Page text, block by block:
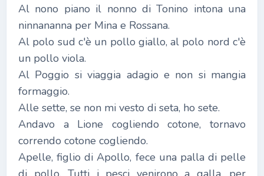
Al nono piano il nonno di Tonino intona una
ninnananna per Mina e Rossana.
Al polo sud c'è un pollo giallo, al polo nord c'è
un pollo viola.
Al Poggio si viaggia adagio e non si mangia
formaggio.
Alle sette, se non mi vesto di seta, ho sete.
Andavo a Lione cogliendo cotone, tornavo
correndo cotone cogliendo.
Apelle, figlio di Apollo, fece una palla di pelle